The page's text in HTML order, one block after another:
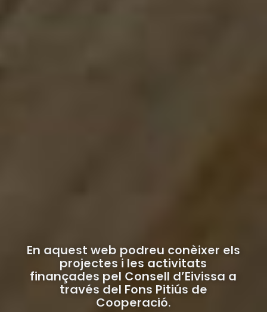
En aquest web podreu conèixer els
projectes i les activitats
finançades pel Consell d’Eivissa a
través del Fons Pitiús de
Cooperació.